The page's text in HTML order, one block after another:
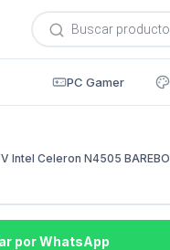
Búsqueda
de
productos
PC Gamer
Intel Celeron N4505
por WhatsApp